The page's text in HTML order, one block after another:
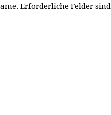
Erforderliche Felder sind